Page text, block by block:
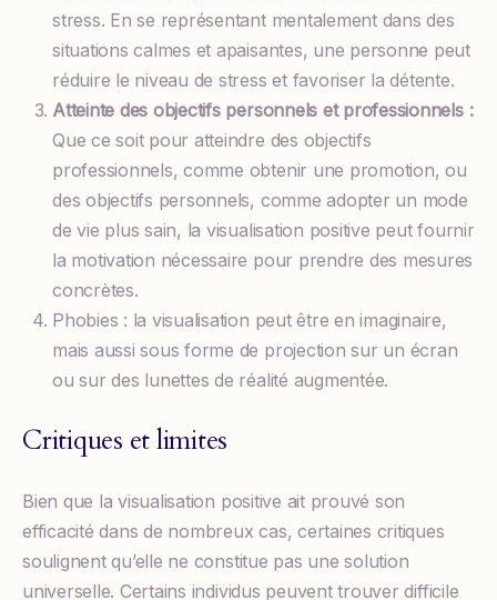
stress. En se représentant mentalement dans des
situations calmes et apaisantes, une personne peut
réduire le niveau de stress et favoriser la détente.
Atteinte des objectifs personnels et professionnels :
Que ce soit pour atteindre des objectifs
professionnels, comme obtenir une promotion, ou
des objectifs personnels, comme adopter un mode
de vie plus sain, la visualisation positive peut fournir
la motivation nécessaire pour prendre des mesures
concrètes.
Phobies : la visualisation peut être en imaginaire,
mais aussi sous forme de projection sur un écran
ou sur des lunettes de réalité augmentée.
Critiques et limites
Bien que la visualisation positive ait prouvé son
efficacité dans de nombreux cas, certaines critiques
soulignent qu’elle ne constitue pas une solution
universelle. Certains individus peuvent trouver difficile